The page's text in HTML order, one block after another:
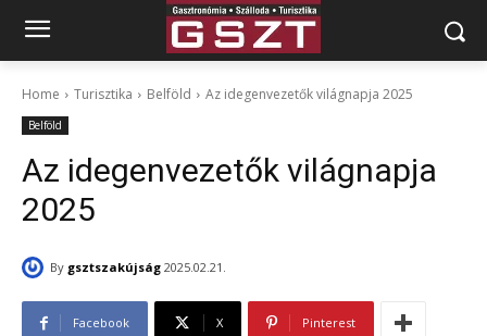
Home Turisztika Belföld Az idegenvezetők világnapja 2025
Belföld
Az idegenvezetők világnapja
2025
By gsztszakújság 2025.02.21.
Facebook X Pinterest